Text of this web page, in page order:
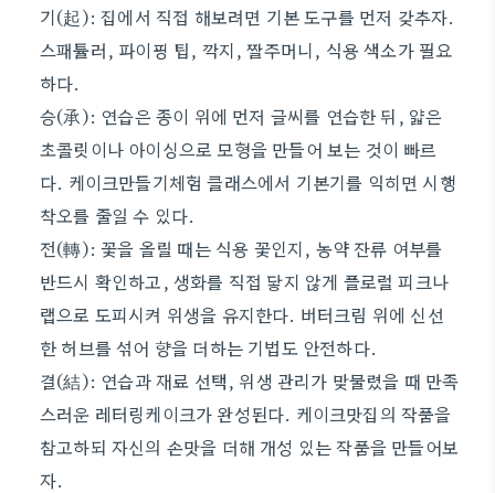
기(起): 집에서 직접 해보려면 기본 도구를 먼저 갖추자.
스패튤러, 파이핑 팁, 깍지, 짤주머니, 식용 색소가 필요
하다.
승(承): 연습은 종이 위에 먼저 글씨를 연습한 뒤, 얇은
초콜릿이나 아이싱으로 모형을 만들어 보는 것이 빠르
다. 케이크만들기체험 클래스에서 기본기를 익히면 시행
착오를 줄일 수 있다.
전(轉): 꽃을 올릴 때는 식용 꽃인지, 농약 잔류 여부를
반드시 확인하고, 생화를 직접 닿지 않게 플로럴 피크나
랩으로 도피시켜 위생을 유지한다. 버터크림 위에 신선
한 허브를 섞어 향을 더하는 기법도 안전하다.
결(結): 연습과 재료 선택, 위생 관리가 맞물렸을 때 만족
스러운 레터링케이크가 완성된다. 케이크맛집의 작품을
참고하되 자신의 손맛을 더해 개성 있는 작품을 만들어보
자.